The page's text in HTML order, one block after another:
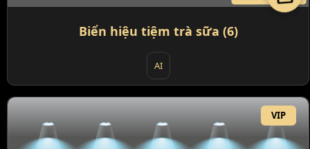
Biển hiệu tiệm trà sữa (6)
AI
VIP